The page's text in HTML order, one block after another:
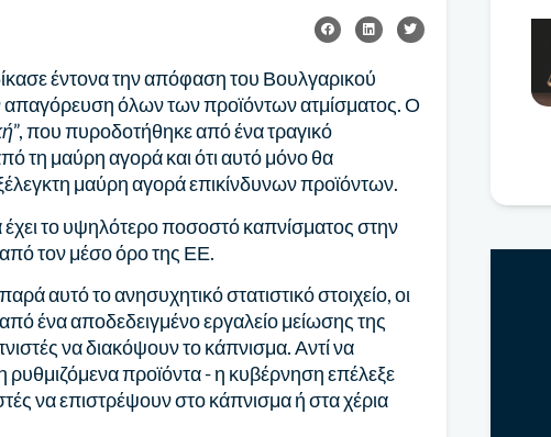
έντονα την απόφαση του Βουλγαρικού
απαγόρευση όλων των προϊόντων ατμίσματος. Ο
”, που πυροδοτήθηκε από ένα τραγικό
τη μαύρη αγορά και ότι αυτό μόνο θα
μαύρη αγορά επικίνδυνων προϊόντων.
το υψηλότερο ποσοστό καπνίσματος στην
τον μέσο όρο της ΕΕ.
αυτό το ανησυχητικό στατιστικό στοιχείο, οι
ένα αποδεδειγμένο εργαλείο μείωσης της
να διακόψουν το κάπνισμα. Αντί να
ρυθμιζόμενα προϊόντα - η κυβέρνηση επέλεξε
να επιστρέψουν στο κάπνισμα ή στα χέρια